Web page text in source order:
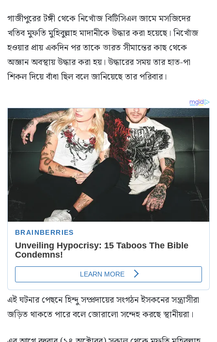
গাজীপুরের টঙ্গী থেকে নিখোঁজ বিটিসিএল জামে মসজিদের
খতিব মুফতি মুহিবুল্লাহ মাদানীকে উদ্ধার করা হয়েছে। নিখোঁজ
হওয়ার প্রায় একদিন পর তাকে ভারত সীমান্তের কাছ থেকে
অজ্ঞান অবস্থায় উদ্ধার করা হয়। উদ্ধারের সময় তার হাত-পা
শিকল দিয়ে বাঁধা ছিল বলে জানিয়েছে তার পরিবার।
এই ঘটনার পেছনে হিন্দু সম্প্রদায়ের সংগঠন ইসকনের সন্ত্রাসীরা
জড়িত থাকতে পারে বলে জোরালো সন্দেহ করছে স্থানীয়রা।